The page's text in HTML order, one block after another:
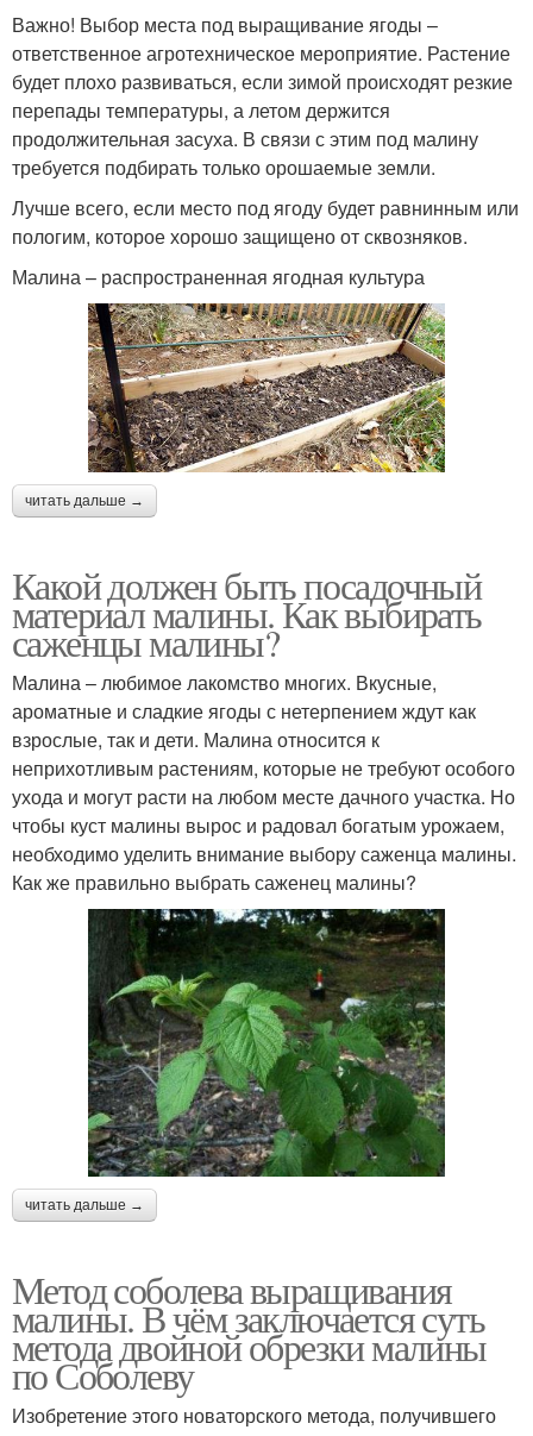
Важно! Выбор места под выращивание ягоды –
ответственное агротехническое мероприятие. Растение
будет плохо развиваться, если зимой происходят резкие
перепады температуры, а летом держится
продолжительная засуха. В связи с этим под малину
требуется подбирать только орошаемые земли.
Лучше всего, если место под ягоду будет равнинным или
пологим, которое хорошо защищено от сквозняков.
Малина – распространенная ягодная культура
читать дальше →
Какой должен быть посадочный
материал малины. Как выбирать
саженцы малины?
Малина – любимое лакомство многих. Вкусные,
ароматные и сладкие ягоды с нетерпением ждут как
взрослые, так и дети. Малина относится к
неприхотливым растениям, которые не требуют особого
ухода и могут расти на любом месте дачного участка. Но
чтобы куст малины вырос и радовал богатым урожаем,
необходимо уделить внимание выбору саженца малины.
Как же правильно выбрать саженец малины?
читать дальше →
Метод соболева выращивания
малины. В чём заключается суть
метода двойной обрезки малины
по Соболеву
Изобретение этого новаторского метода, получившего